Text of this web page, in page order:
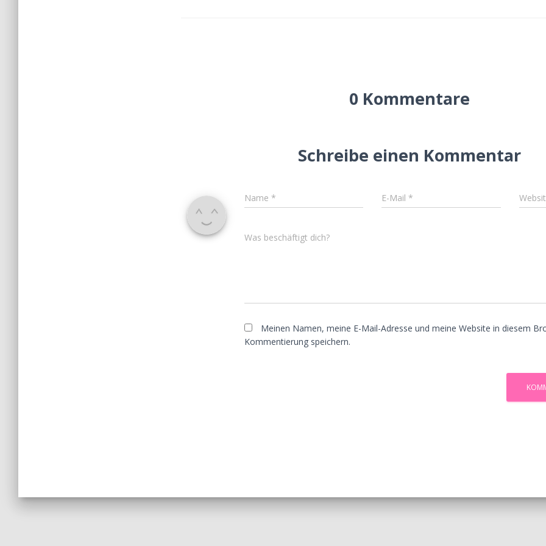
0 Kommentare
Schreibe einen Kommentar
Name * E-Mail *
Was beschäftigt dich?
Meinen Namen, meine E-Mail-Adresse und meine Website in diesem
Kommentierung speichern.